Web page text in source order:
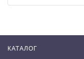
КАТАЛОГ